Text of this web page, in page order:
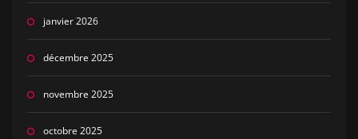
janvier 2026
décembre 2025
novembre 2025
octobre 2025